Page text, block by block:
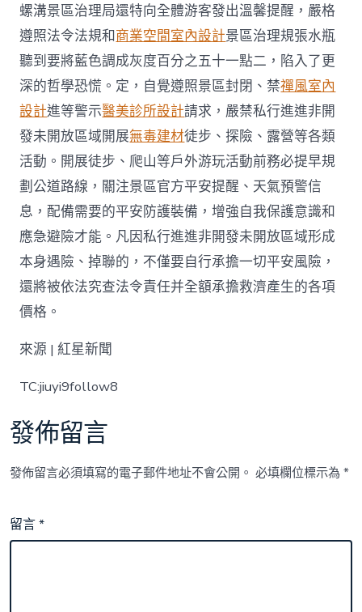
螺溝景區治理局還特向全體游客發出溫馨提醒，嚴格
遵照法令法規和商業空間室內設計景區治理規張水瓶
聽到要將藍色調成灰度百分之五十一點二，陷入了更
深的哲學恐慌。定，自覺遵照景區封閉、禁禪風室內
設計進等警示醫美診所設計請求，嚴禁私行進進非開
發未開放區域開展無毒建材徒步、探險、露營等各類
活動。開展徒步、爬山等戶外游玩活動前務必提早規
劃公道路線，關注景區官方平安提醒、天氣預警信
息，配備需要的平安防護裝備，增強自我保護意識和
應急避險才能。凡因私行進進非開發未開放區域形成
本身遇險、掉聯的，不僅要自行承擔一切平安風險，
還將被依法究查法令責任并全額承擔救濟產生的各項
價格。
來源 | 紅星新聞
TC:jiuyi9follow8
發佈留言
發佈留言必須填寫的電子郵件地址不會公開。 必填欄位標示為*
留言*